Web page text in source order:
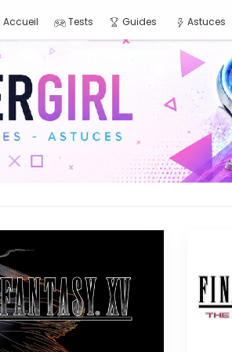
Accueil Tests Guides Astuces